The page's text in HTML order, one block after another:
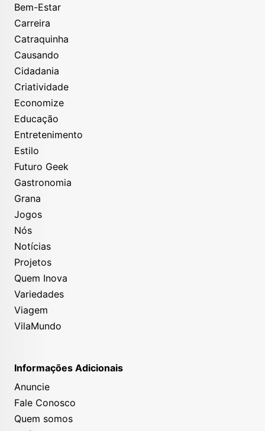
Bem-Estar
Carreira
Catraquinha
Causando
Cidadania
Criatividade
Economize
Educação
Entretenimento
Estilo
Futuro Geek
Gastronomia
Grana
Jogos
Nós
Notícias
Projetos
Quem Inova
Variedades
Viagem
VilaMundo
Informações Adicionais
Anuncie
Fale Conosco
Quem somos